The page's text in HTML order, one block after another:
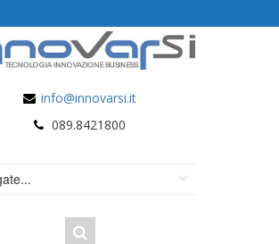
info@innovarsi.it
089.8421800